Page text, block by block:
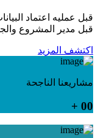
قبل عمليه اعتماد
قبل مدير المشروع
اكتشف المزيد
مشاريعنا الناجحة
00
+